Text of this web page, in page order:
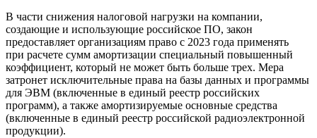
В части снижения налоговой нагрузки на компании,
создающие и использующие российское ПО, закон
предоставляет организациям право с 2023 года применять
при расчете сумм амортизации специальный повышенный
коэффициент, который не может быть больше трех. Мера
затронет исключительные права на базы данных и программы
для ЭВМ (включенные в единый реестр российских
программ), а также амортизируемые основные средства
(включенные в единый реестр российской радиоэлектронной
продукции).